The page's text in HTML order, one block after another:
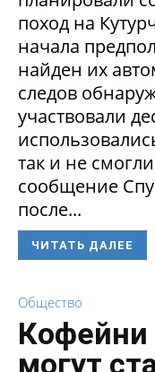
поход на
начала
найден их
следов
участвовали
так и не
сообщение
после...
ЧИТАТЬ ДАЛЕЕ
Общество
Кофейни
могут